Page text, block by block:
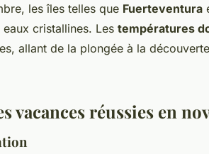
les îles telles que Fuerteventura
cristallines. Les températures
allant de la plongée à la
vacances réussies en